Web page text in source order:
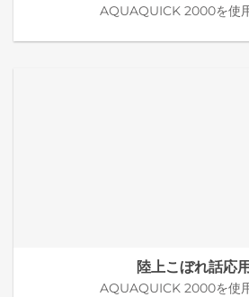
AQUAQUICK 2000を使
陸上こぼれ話応
AQUAQUICK 2000を使